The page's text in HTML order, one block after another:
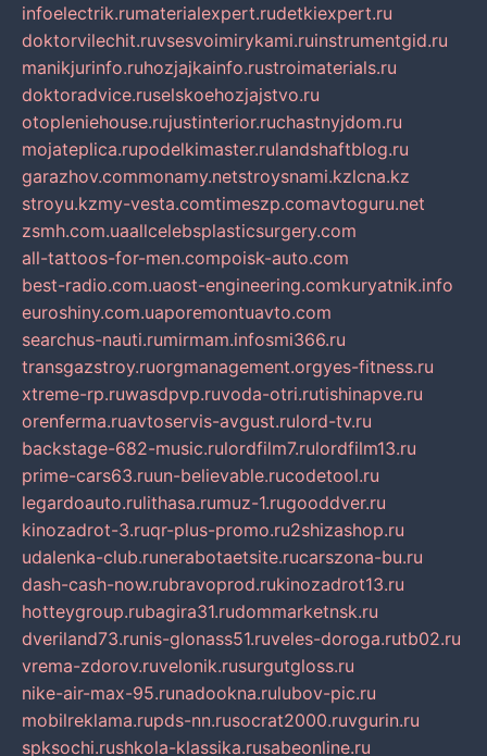
infoelectrik.rumaterialexpert.rudetkiexpert.ru
doktorvilechit.ruvsesvoimirykami.ruinstrumentgid.ru
manikjurinfo.ruhozjajkainfo.rustroimaterials.ru
doktoradvice.ruselskoehozjajstvo.ru
otopleniehouse.rujustinterior.ruchastnyjdom.ru
mojateplica.rupodelkimaster.rulandshaftblog.ru
garazhov.commonamy.netstroysnami.kzlcna.kz
stroyu.kzmy-vesta.comtimeszp.comavtoguru.net
zsmh.com.uaallcelebsplasticsurgery.com
all-tattoos-for-men.compoisk-auto.com
best-radio.com.uaost-engineering.comkuryatnik.info
euroshiny.com.uaporemontuavto.com
searchus-nauti.rumirmam.infosmi366.ru
transgazstroy.ruorgmanagement.orgyes-fitness.ru
xtreme-rp.ruwasdpvp.ruvoda-otri.rutishinapve.ru
orenferma.ruavtoservis-avgust.rulord-tv.ru
backstage-682-music.rulordfilm7.rulordfilm13.ru
prime-cars63.ruun-believable.rucodetool.ru
legardoauto.rulithasa.rumuz-1.rugooddver.ru
kinozadrot-3.ruqr-plus-promo.ru2shizashop.ru
udalenka-club.runerabotaetsite.rucarszona-bu.ru
dash-cash-now.rubravoprod.rukinozadrot13.ru
hotteygroup.rubagira31.rudommarketnsk.ru
dveriland73.runis-glonass51.ruveles-doroga.rutb02.ru
vrema-zdorov.ruvelonik.rusurgutgloss.ru
nike-air-max-95.runadookna.rulubov-pic.ru
mobilreklama.rupds-nn.rusocrat2000.ruvgurin.ru
spksochi.rushkola-klassika.rusabeonline.ru